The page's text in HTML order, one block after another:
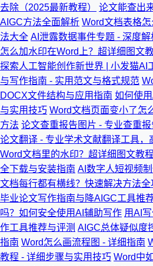
去除（2025最新教程）
论文能查出
AIGC方法全面解析 Word文档表格
法大全 AI泄露数据事件专题 - 深度
怎么加水印在Word上？超详细图文
探索人工智能创作新世界 | 小发猫AI
与写作指南 - 实用范文与格式规范
DOCX文件结构与应用指南 如何使
与实用技巧 Word文档页面变小了怎
方法 论文查重报告图片 - 专业查重
论文翻译 - 专业学术文献翻译工具，
Word文档里的水印？超详细图文教程
全下载与安装指南 AI数字人短视频
文档每行都有横线？快速解决方法全
毕业论文写作指南与降AIGC工具推
吗？如何安全使用AI辅助写作 用AI
作工具推荐与评测 AIGC总体疑似度
指南 Word怎么画流程图 - 详细指南
教程 - 详细步骤与实用技巧 Word中